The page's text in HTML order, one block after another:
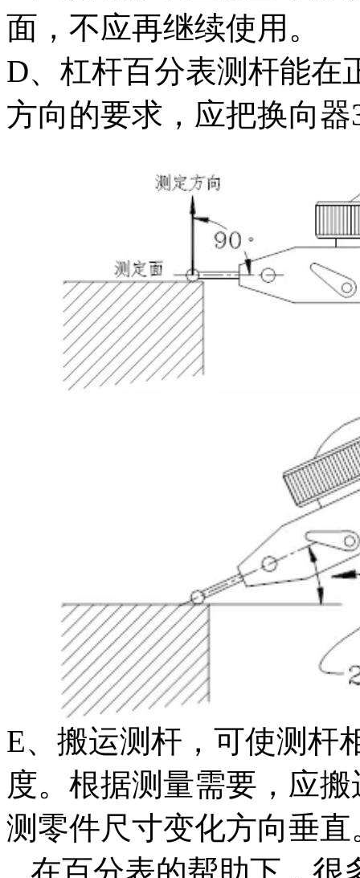
面，不应再继续使用。
D、杠杆百分表测杆能在
方向的要求，应把换向
E、搬运测杆，可使测杆
度。根据测量需要，应
测零件尺寸变化方向垂直
在百分表的帮助下，很